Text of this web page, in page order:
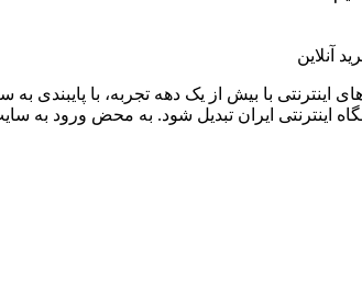
آنلاین
اینترنتی ایران تبدیل شود. به محض ورود به